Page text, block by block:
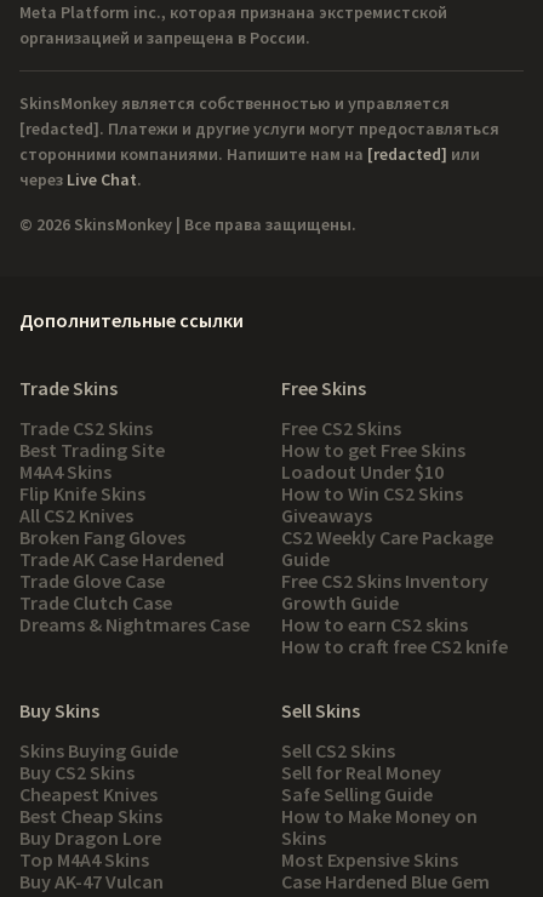
Meta Platform inc., которая признана экстремистской
организацией и запрещена в России.
SkinsMonkey является собственностью и управляется
[redacted]. Платежи и другие услуги могут предоставляться
сторонними компаниями. Напишите нам на [redacted] или
через Live Chat.
© 2026 SkinsMonkey | Все права защищены.
Дополнительные ссылки
Trade Skins
Trade CS2 Skins
Best Trading Site
M4A4 Skins
Flip Knife Skins
All CS2 Knives
Broken Fang Gloves
Trade AK Case Hardened
Trade Glove Case
Trade Clutch Case
Dreams & Nightmares Case
Free Skins
Free CS2 Skins
How to get Free Skins
Loadout Under $10
How to Win CS2 Skins
Giveaways
CS2 Weekly Care Package
Guide
Free CS2 Skins Inventory
Growth Guide
How to earn CS2 skins
How to craft free CS2 knife
Buy Skins
Skins Buying Guide
Buy CS2 Skins
Cheapest Knives
Best Cheap Skins
Buy Dragon Lore
Top M4A4 Skins
Buy AK-47 Vulcan
Sell Skins
Sell CS2 Skins
Sell for Real Money
Safe Selling Guide
How to Make Money on
Skins
Most Expensive Skins
Case Hardened Blue Gem